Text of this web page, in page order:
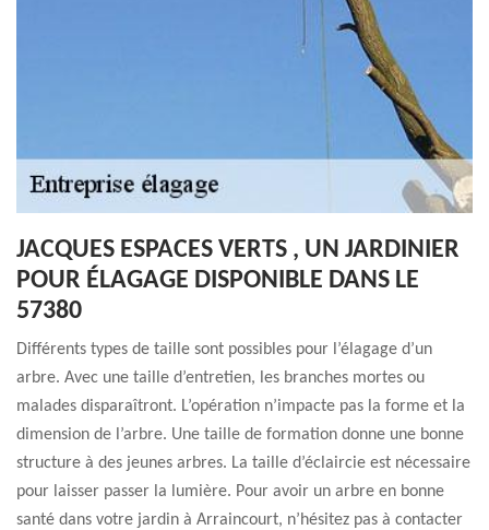
JACQUES ESPACES VERTS , UN JARDINIER
POUR ÉLAGAGE DISPONIBLE DANS LE
57380
Différents types de taille sont possibles pour l’élagage d’un
arbre. Avec une taille d’entretien, les branches mortes ou
malades disparaîtront. L’opération n’impacte pas la forme et la
dimension de l’arbre. Une taille de formation donne une bonne
structure à des jeunes arbres. La taille d’éclaircie est nécessaire
pour laisser passer la lumière. Pour avoir un arbre en bonne
santé dans votre jardin à Arraincourt, n’hésitez pas à contacter